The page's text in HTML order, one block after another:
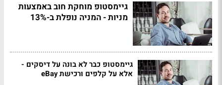
גיימסטופ מוחקת חוב באמצעות
מניות - המניה נופלת ב-13%
גיימסטופ כבר לא בונה על דיסקים -
אלא על קלפים ורכישת eBay